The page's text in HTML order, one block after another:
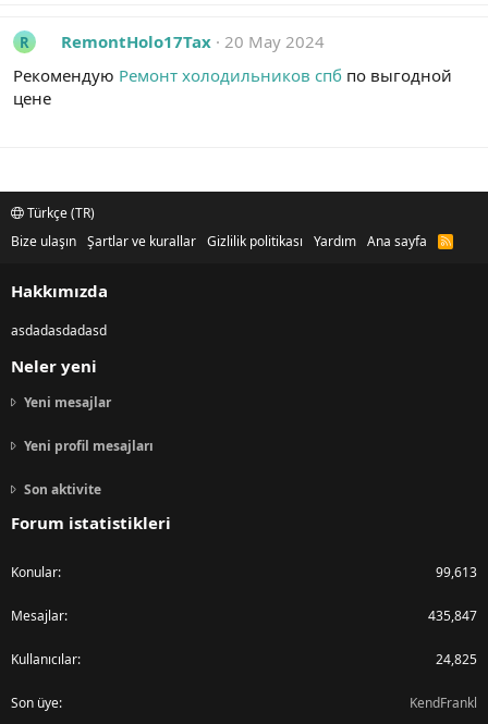
R RemontHolo17Tax
20 May 2024
Рекомендую Ремонт холодильников спб по выгодной
цене
Türkçe (TR)
Bize ulaşın Şartlar ve kurallar Gizlilik politikası Yardım Ana sayfa
R
Hakkımızda
asdadasdadasd
Neler yeni
Yeni mesajlar
Yeni profil mesajları
Son aktivite
Forum istatistikleri
Konular 99,613
Mesajlar 435,847
Kullanıcılar 24,825
Son üye KendFrankl